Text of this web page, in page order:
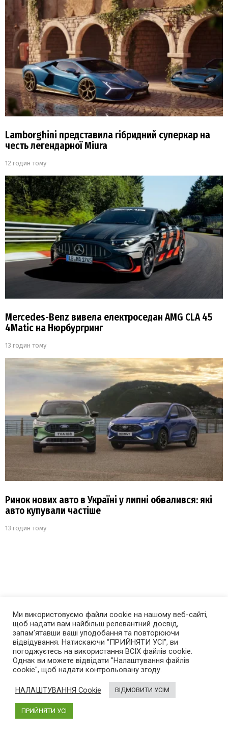
Lamborghini представила гібридний суперкар на
честь легендарної Miura
12 годин тому
Mercedes-Benz вивела електроседан AMG CLA 45
4Matic на Нюрбургринг
13 годин тому
Ринок нових авто в Україні у липні обвалився: які
авто купували частіше
13 годин тому
Ми використовуємо файли cookie на нашому веб-сайті,
щоб надати вам найбільш релевантний досвід,
запам’ятавши ваші уподобання та повторюючи
відвідування. Натискаючи “ПРИЙНЯТИ УСІ”, ви
погоджуєтесь на використання ВСІХ файлів cookie.
Однак ви можете відвідати "Налаштування файлів
cookie", щоб надати контрольовану згоду.
НАЛАШТУВАННЯ Cookie ВІДМОВИТИ УСІМ
ПРИЙНЯТИ УСІ